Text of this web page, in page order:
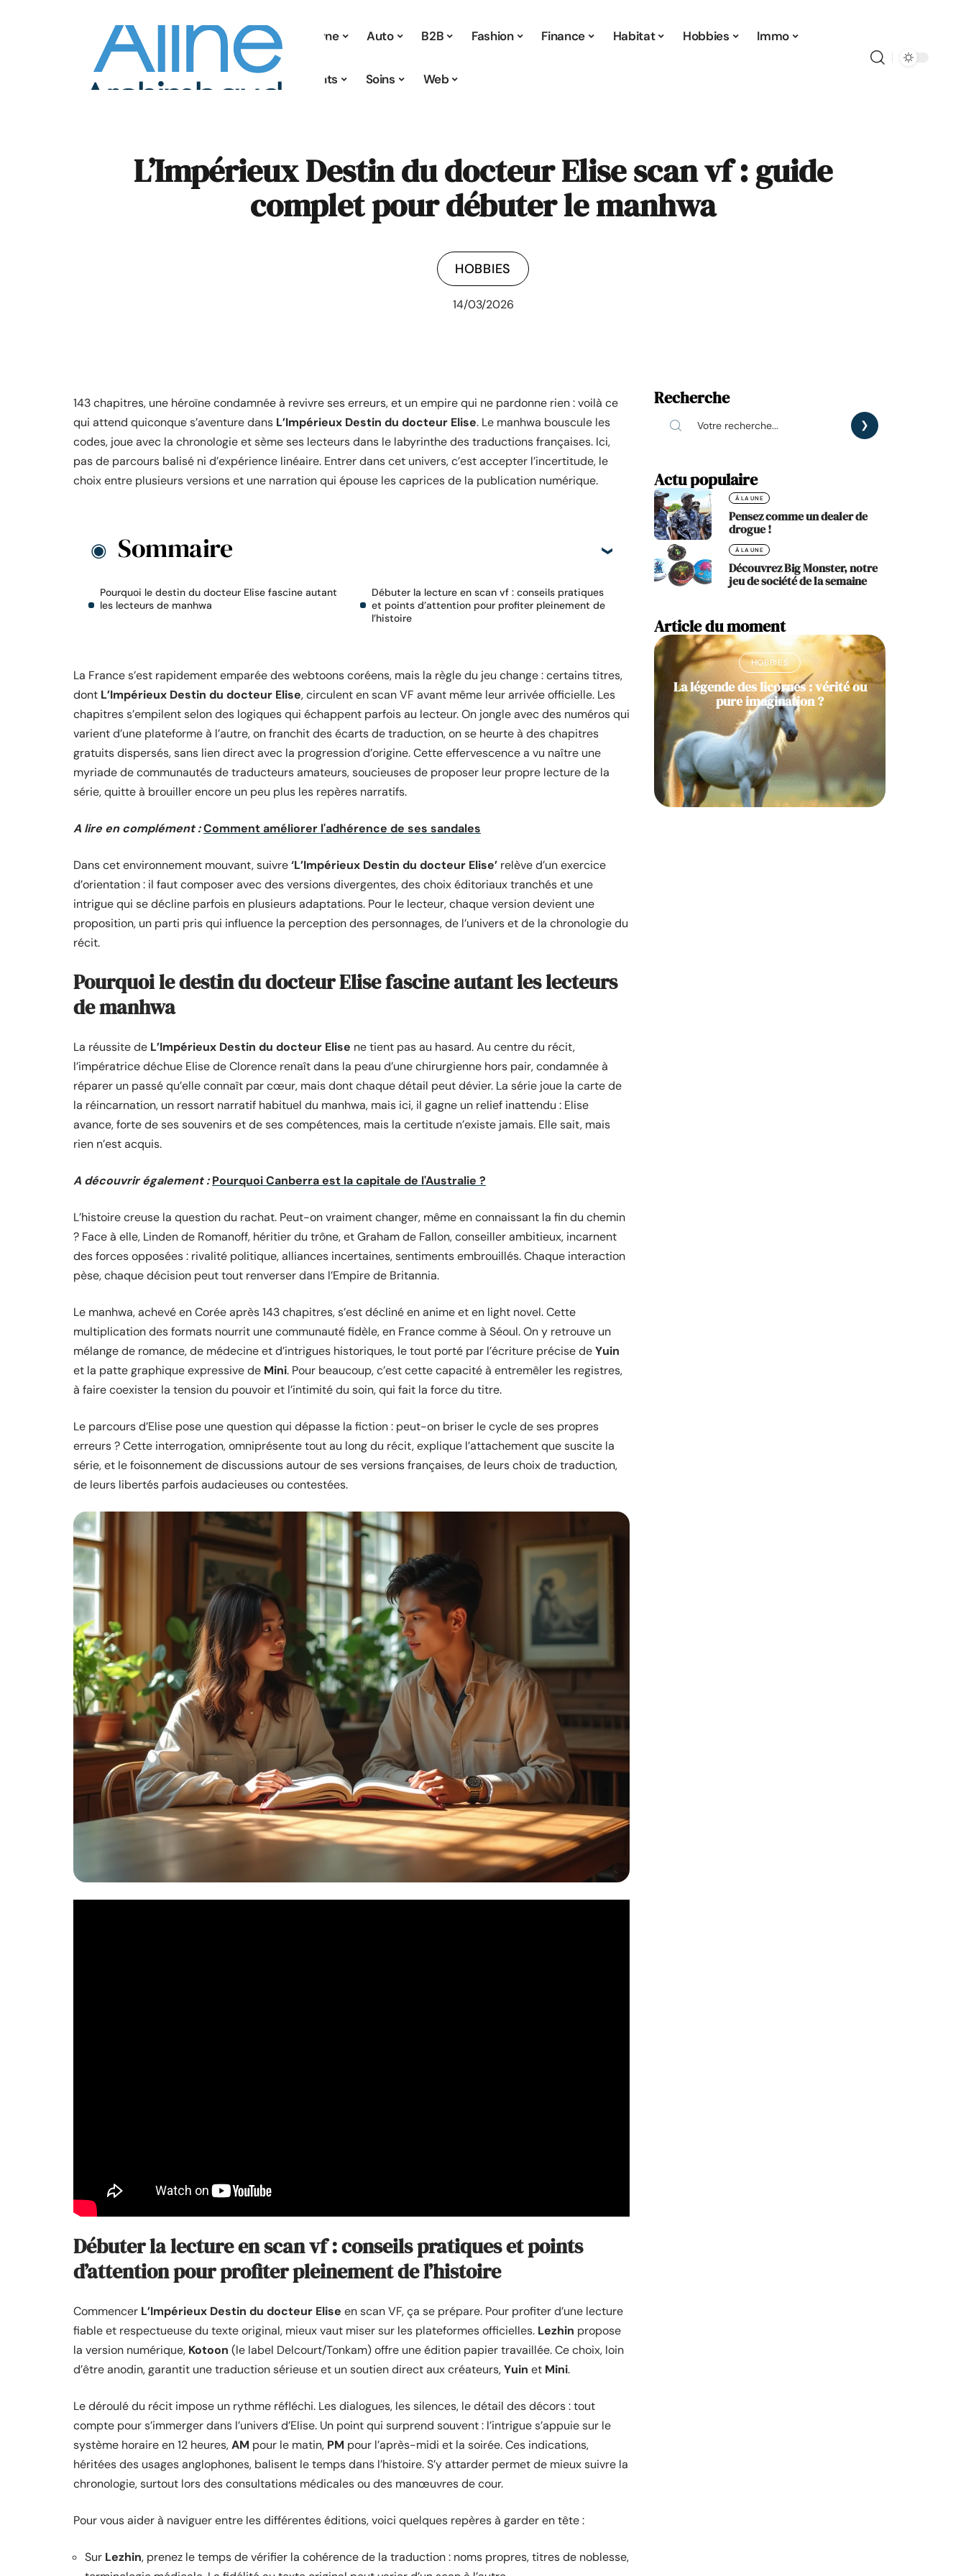
À la une Auto B2B Fashion Finance Habitat Hobbies Immo
Parents Soins Web
L’Impérieux Destin du docteur Elise scan vf : guide
complet pour débuter le manhwa
HOBBIES
14/03/2026
143 chapitres, une héroïne condamnée à revivre ses erreurs, et un empire qui ne pardonne rien : voilà ce
qui attend quiconque s’aventure dans L’Impérieux Destin du docteur Elise. Le manhwa bouscule les
codes, joue avec la chronologie et sème ses lecteurs dans le labyrinthe des traductions françaises. Ici,
pas de parcours balisé ni d’expérience linéaire. Entrer dans cet univers, c’est accepter l’incertitude, le
choix entre plusieurs versions et une narration qui épouse les caprices de la publication numérique.
Sommaire
Pourquoi le destin du docteur Elise fascine autant
les lecteurs de manhwa
Débuter la lecture en scan vf : conseils pratiques
et points d’attention pour profiter pleinement de
l’histoire
La France s’est rapidement emparée des webtoons coréens, mais la règle du jeu change : certains titres,
dont L’Impérieux Destin du docteur Elise, circulent en scan VF avant même leur arrivée officielle. Les
chapitres s’empilent selon des logiques qui échappent parfois au lecteur. On jongle avec des numéros qui
varient d’une plateforme à l’autre, on franchit des écarts de traduction, on se heurte à des chapitres
gratuits dispersés, sans lien direct avec la progression d’origine. Cette effervescence a vu naître une
myriade de communautés de traducteurs amateurs, soucieuses de proposer leur propre lecture de la
série, quitte à brouiller encore un peu plus les repères narratifs.
A lire en complément :Comment améliorer l'adhérence de ses sandales
Dans cet environnement mouvant, suivre‘L’Impérieux Destin du docteur Elise’ relève d’un exercice
d’orientation : il faut composer avec des versions divergentes, des choix éditoriaux tranchés et une
intrigue qui se décline parfois en plusieurs adaptations. Pour le lecteur, chaque version devient une
proposition, un parti pris qui influence la perception des personnages, de l’univers et de la chronologie du
récit.
Pourquoi le destin du docteur Elise fascine autant les lecteurs
de manhwa
La réussite de L’Impérieux Destin du docteur Elise ne tient pas au hasard. Au centre du récit,
l’impératrice déchue Elise de Clorence renaît dans la peau d’une chirurgienne hors pair, condamnée à
réparer un passé qu’elle connaît par cœur, mais dont chaque détail peut dévier. La série joue la carte de
la réincarnation, un ressort narratif habituel du manhwa, mais ici, il gagne un relief inattendu : Elise
avance, forte de ses souvenirs et de ses compétences, mais la certitude n’existe jamais. Elle sait, mais
rien n’est acquis.
A découvrir également : Pourquoi Canberra est la capitale de l'Australie ?
L’histoire creuse la question du rachat. Peut-on vraiment changer, même en connaissant la fin du chemin
? Face à elle, Linden de Romanoff, héritier du trône, et Graham de Fallon, conseiller ambitieux, incarnent
des forces opposées : rivalité politique, alliances incertaines, sentiments embrouillés. Chaque interaction
pèse, chaque décision peut tout renverser dans l’Empire de Britannia.
Le manhwa, achevé en Corée après 143 chapitres, s’est décliné en anime et en light novel. Cette
multiplication des formats nourrit une communauté fidèle, en France comme à Séoul. On y retrouve un
mélange de romance, de médecine et d’intrigues historiques, le tout porté par l’écriture précise deYuin
et la patte graphique expressive de Mini. Pour beaucoup, c’est cette capacité à entremêler les registres,
à faire coexister la tension du pouvoir et l’intimité du soin, qui fait la force du titre.
Le parcours d’Elise pose une question qui dépasse la fiction : peut-on briser le cycle de ses propres
erreurs ? Cette interrogation, omniprésente tout au long du récit, explique l’attachement que suscite la
série, et le foisonnement de discussions autour de ses versions françaises, de leurs choix de traduction,
de leurs libertés parfois audacieuses ou contestées.
Débuter la lecture en scan vf : conseils pratiques et points
d’attention pour profiter pleinement de l’histoire
Commencer L’Impérieux Destin du docteur Elise en scan VF, ça se prépare. Pour profiter d’une lecture
fiable et respectueuse du texte original, mieux vaut miser sur les plateformes officielles. Lezhin propose
la version numérique, Kotoon (le label Delcourt/Tonkam) offre une édition papier travaillée. Ce choix, loin
d’être anodin, garantit une traduction sérieuse et un soutien direct aux créateurs,Yuin et Mini.
Le déroulé du récit impose un rythme réfléchi. Les dialogues, les silences, le détail des décors : tout
compte pour s’immerger dans l’univers d’Elise. Un point qui surprend souvent : l’intrigue s’appuie sur le
système horaire en 12 heures,AM pour le matin, PM pour l’après-midi et la soirée. Ces indications,
héritées des usages anglophones, balisent le temps dans l’histoire. S’y attarder permet de mieux suivre la
chronologie, surtout lors des consultations médicales ou des manœuvres de cour.
Pour vous aider à naviguer entre les différentes éditions, voici quelques repères à garder en tête :
Sur Lezhin, prenez le temps de vérifier la cohérence de la traduction : noms propres, titres de noblesse,
Recherche
Actu populaire
À LA UNE
Pensez comme un dealer de
drogue !
À LA UNE
Découvrez Big Monster, notre
jeu de société de la semaine
Article du moment
HOBBIES
La légende des licornes : vérité ou
pure imagination ?